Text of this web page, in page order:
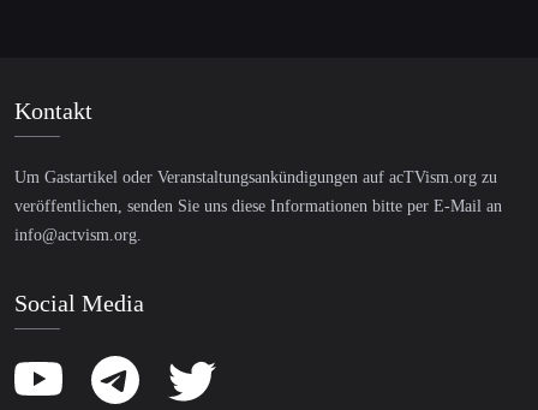
Kontakt
Um Gastartikel oder Veranstaltungsankündigungen auf acTVism.org zu
veröffentlichen, senden Sie uns diese Informationen bitte per E-Mail an
info@actvism.org
Social Media